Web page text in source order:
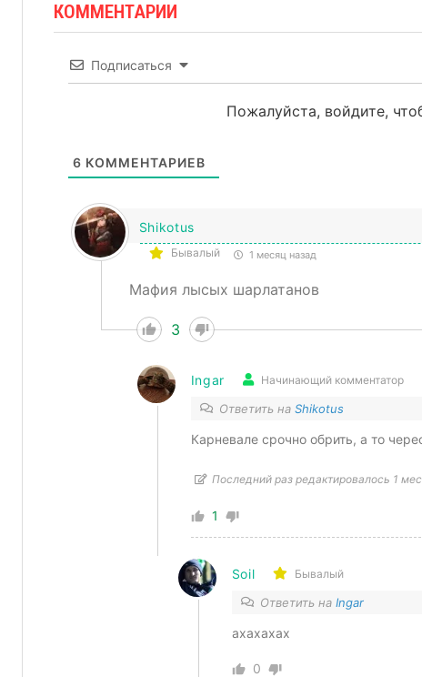
КОММЕНТАРИИ
Подписаться
Пожалуйста, войдите,
6 КОММЕНТАРИЕВ
Shikotus
Бывалый 1 месяц назад
Мафия лысых шарлатанов
3
Ingar Начинающий комментатор
Ответить на Shikotus
Карневале срочно обрить, а то
Последний раз редактировалось 1
1
Soil Бывалый
Ответить на Ingar
ахахахах
0